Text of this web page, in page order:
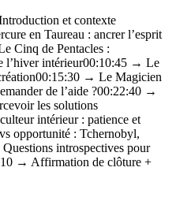
et contexte
en Taureau : ancrer l’esprit
Cinq de Pentacles :
l’hiver intérieur⁠00:10:45 → Le
→ Le Magicien
de l’aide ?⁠00:22:40 →
les solutions
intérieur : patience et
opportunité : Tchernobyl,
introspectives pour
→ Affirmation de clôture +